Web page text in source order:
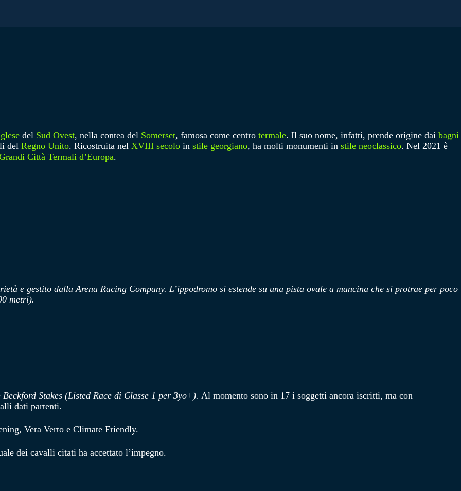
del Sud Ovest, nella contea del Somerset, famosa come centro termale. Il suo nome, infatti, prende origine dai bagni
del Regno Unito. Ricostruita nel XVIII secolo in stile georgiano, ha molti monumenti in stile neoclassico. Nel 2021 è
Città Termali d’Europa.
e gestito dalla Arena Racing Company. L’ippodromo si estende su una pista ovale a mancina che si protrae per poco
metri).
Beckford Stakes (Listed Race di Classe 1 per 3yo+). Al momento sono in 17 i soggetti ancora iscritti, ma con
dati partenti.
Vera Verto e Climate Friendly.
dei cavalli citati ha accettato l’impegno.